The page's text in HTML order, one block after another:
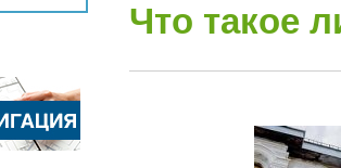
Что такое